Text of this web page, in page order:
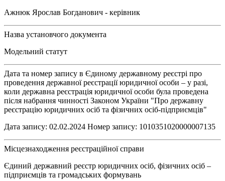
Ажнюк Ярослав Богданович - керівник
Назва установчого документа
Модельний статут
Дата та номер запису в Єдиному державному реєстрі про
проведення державної реєстрації юридичної особи – у разі,
коли державна реєстрація юридичної особи була проведена
після набрання чинності Законом України "Про державну
реєстрацію юридичних осіб та фізичних осіб-підприємців"
Дата запису: 02.02.2024 Номер запису: 1010351020000007135
Місцезнаходження реєстраційної справи
Єдиний державний реєстр юридичних осіб, фізичних осіб –
підприємців та громадських формувань